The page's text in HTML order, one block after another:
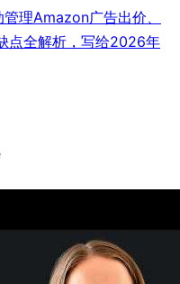
理Amazon广告出价、
点全解析，写给2026年